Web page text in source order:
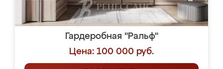
Гардеробная "Ральф"
Цена: 100 000 руб.